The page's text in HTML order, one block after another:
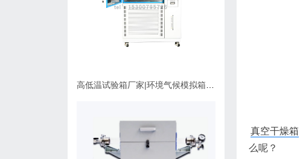
真空干燥箱
么呢？